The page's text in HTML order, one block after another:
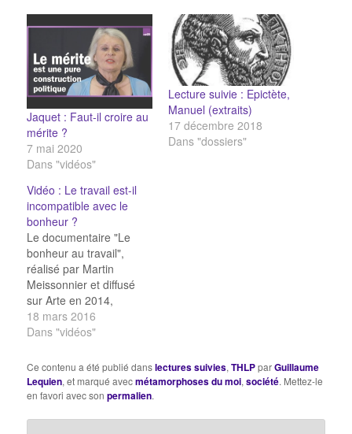
Jaquet : Faut-il croire au
mérite ?
7 mai 2020
Dans "vidéos"
Lecture suivie : Epictète,
Manuel (extraits)
17 décembre 2018
Dans "dossiers"
Vidéo : Le travail est-il
incompatible avec le
bonheur ?
Le documentaire "Le
bonheur au travail",
réalisé par Martin
Meissonnier et diffusé
sur Arte en 2014,
propose et examine
plusieurs solutions
travail & bonheur.
Quelques extraits :
Quels
18 mars 2016
Dans "vidéos"
Ce contenu a été publié danslectures suivies,THLPparGuillaume
Lequien, et marqué avecmétamorphoses du moi,société. Mettez-le
en favori avec sonpermalien.